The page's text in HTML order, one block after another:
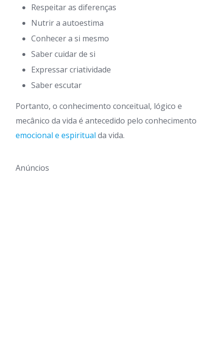
Respeitar as diferenças
Nutrir a autoestima
Conhecer a si mesmo
Saber cuidar de si
Expressar criatividade
Saber escutar
Portanto, o conhecimento conceitual, lógico e
mecânico da vida é antecedido pelo conhecimento
emocional e espiritual da vida.
Anúncios